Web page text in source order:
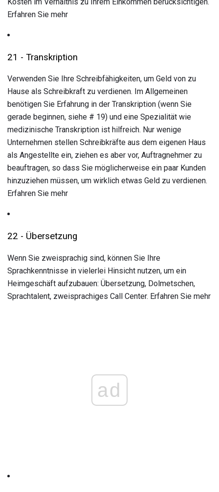
Erfahren Sie mehr
21 - Transkription
Verwenden Sie Ihre Schreibfähigkeiten, um Geld von zu
Hause als Schreibkraft zu verdienen. Im Allgemeinen
benötigen Sie Erfahrung in der Transkription (wenn Sie
gerade beginnen, siehe # 19) und eine Spezialität wie
medizinische Transkription ist hilfreich. Nur wenige
Unternehmen stellen Schreibkräfte aus dem eigenen Haus
als Angestellte ein, ziehen es aber vor, Auftragnehmer zu
beauftragen, so dass Sie möglicherweise ein paar Kunden
hinzuziehen müssen, um wirklich etwas Geld zu verdienen.
Erfahren Sie mehr
22 - Übersetzung
Wenn Sie zweisprachig sind, können Sie Ihre
Sprachkenntnisse in vielerlei Hinsicht nutzen, um ein
Heimgeschäft aufzubauen: Übersetzung, Dolmetschen,
Sprachtalent, zweisprachiges Call Center. Erfahren Sie mehr
ad